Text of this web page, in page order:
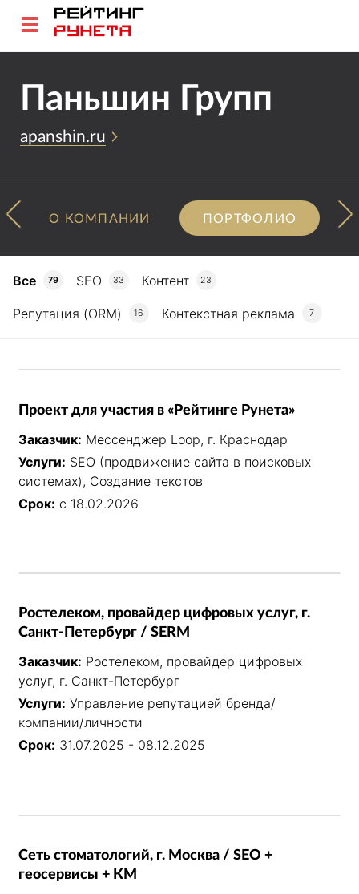
Паньшин Групп
apanshin.ru
О КОМПАНИИ ПОРТФОЛИО
Все 79 SEO 33 Контент 23
Репутация (ORM) 16 Контекстная реклама 7
Проект для участия в «Рейтинге Рунета»
Заказчик: Мессенджер Loop, г. Краснодар
Услуги: SEO (продвижение сайта в поисковых
системах), Создание текстов
Срок: с 18.02.2026
Ростелеком, провайдер цифровых услуг, г.
Санкт-Петербург / SERM
Заказчик: Ростелеком, провайдер цифровых
услуг, г. Санкт-Петербург
Услуги: Управление репутацией бренда/
компании/личности
Срок: 31.07.2025 - 08.12.2025
Сеть стоматологий, г. Москва / SEO +
геосервисы + КМ